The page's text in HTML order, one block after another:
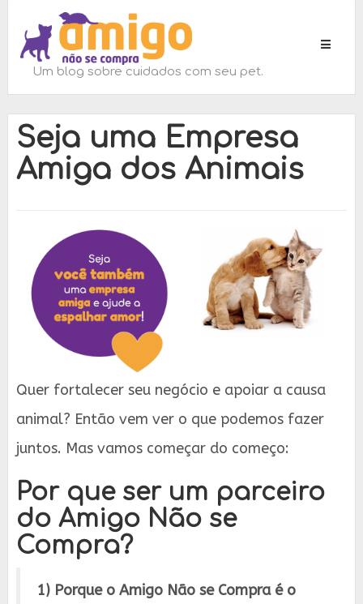
Toggle
Um blog sobre cuidados com seu pet.
Seja uma Empresa
Amiga dos Animais
Quer fortalecer seu negócio e apoiar a causa
animal? Então vem ver o que podemos fazer
juntos. Mas vamos começar do começo:
Por que ser um parceiro
do Amigo Não se
Compra?
1) Porque o Amigo Não se Compra é o